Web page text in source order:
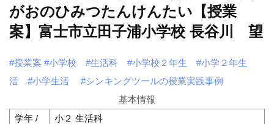
がおのひみつたんけんたい【授業
案】富士市立田子浦小学校 長谷川 望
#授業案 #小学校 #生活科 #小学校２年生
#小学２年生
活
#小学生活
#シンキングツールの授業実践事例
基本情報
学年 /
小２ 生活科